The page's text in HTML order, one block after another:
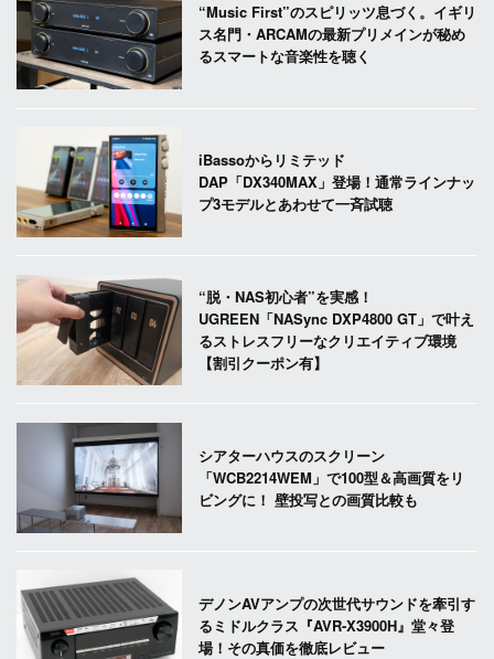
“Music First”のスピリッツ息づく。イギリ
ス名門・ARCAMの最新プリメインが秘め
るスマートな音楽性を聴く
iBassoからリミテッド
DAP「DX340MAX」登場！通常ラインナッ
プ3モデルとあわせて一斉試聴
“脱・NAS初心者”を実感！
UGREEN「NASync DXP4800 GT」で叶え
るストレスフリーなクリエイティブ環境
【割引クーポン有】
シアターハウスのスクリーン
「WCB2214WEM」で100型＆高画質をリ
ビングに！ 壁投写との画質比較も
デノンAVアンプの次世代サウンドを牽引す
るミドルクラス『AVR-X3900H』堂々登
場！その真価を徹底レビュー